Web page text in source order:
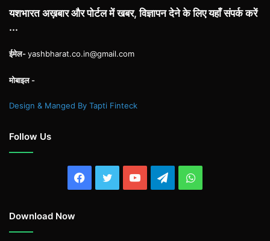
यशभारत अख़बार और पोर्टल में खबर, विज्ञापन देने के लिए यहाँ संपर्क करें
...
ईमेल-yashbharat.co.in@gmail.com
मोबाइल -
Design & Manged By Tapti Finteck
Follow Us
Facebook
TwitterYouTubeTelegramWhatsApp
Download Now